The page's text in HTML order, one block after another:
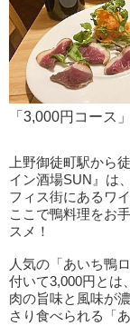
「3,000円コース
上野御徒町駅から
イン酒場SUN』は
フィス街にあるワ
ここで鴨料理をお
スメ！
人気の「あいち鴨
付いて3,000円とは
肉の旨味と風味が
さり食べられる「